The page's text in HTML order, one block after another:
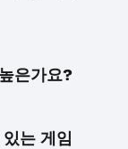
은가요?
는 게임